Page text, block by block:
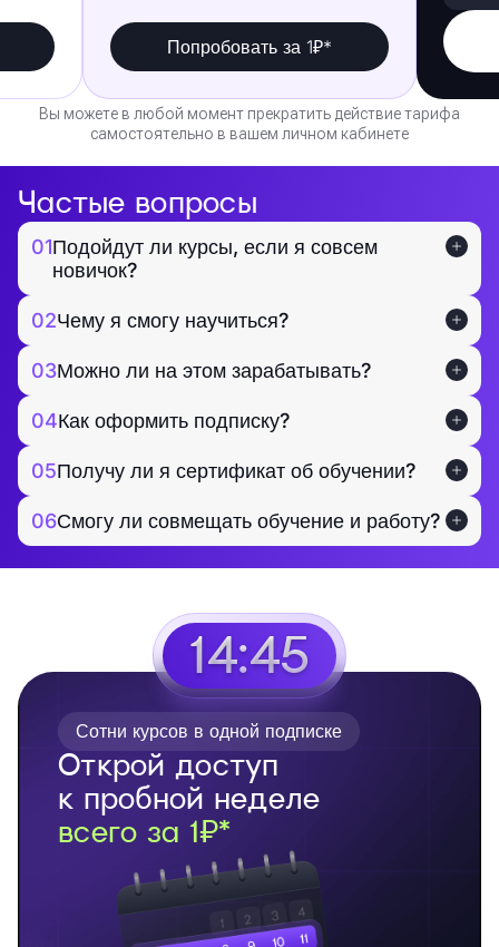
Попробовать за 1₽*
Вы можете в любой момент прекратить действие тарифа
самостоятельно в вашем личном кабинете
Частые вопросы
01Подойдут ли курсы, если я совсем
новичок?
02Чему я смогу научиться?
03Можно ли на этом зарабатывать?
04Как оформить подписку?
05Получу ли я сертификат об обучении?
06Смогу ли совмещать обучение и работу?
14:45
Открой доступ
к пробной неделе
всего за 1₽*
Сотни курсов в одной подписке